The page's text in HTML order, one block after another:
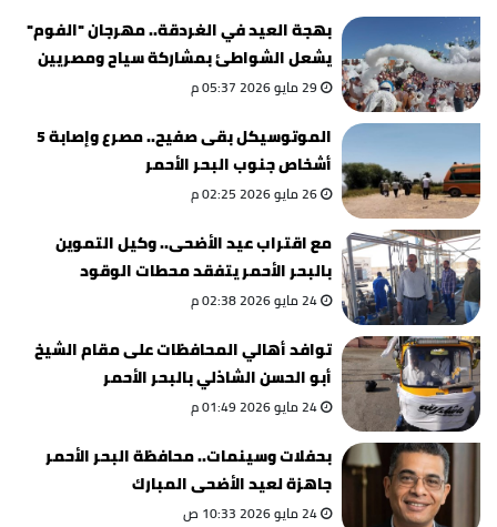
بهجة العيد في الغردقة.. مهرجان "الفوم"
يشعل الشواطئ بمشاركة سياح ومصريين
(صور)
29 مايو 2026 05:37 م
الموتوسيكل بقى صفيح.. مصرع وإصابة 5
أشخاص جنوب البحر الأحمر
26 مايو 2026 02:25 م
مع اقتراب عيد الأضحى.. وكيل التموين
بالبحر الأحمر يتفقد محطات الوقود
24 مايو 2026 02:38 م
توافد أهالي المحافظات على مقام الشيخ
أبو الحسن الشاذلي بالبحر الأحمر
24 مايو 2026 01:49 م
بحفلات وسينمات.. محافظة البحر الأحمر
جاهزة لعيد الأضحى المبارك
24 مايو 2026 10:33 ص